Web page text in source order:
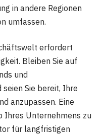
in andere Regionen
umfassen.
erfordert
Bleiben Sie auf
und
Sie bereit, Ihre
anzupassen. Eine
Ihres Unternehmens zu
für langfristigen